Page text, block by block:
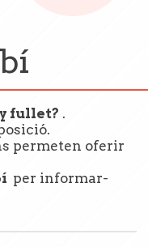
fullet? .
permeten oferir
per informar-